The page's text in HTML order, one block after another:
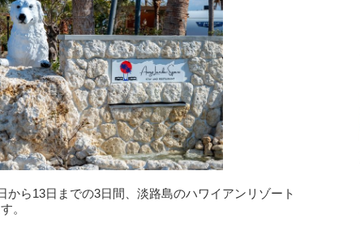
から13日までの3日間、淡路島のハワイアンリゾート
。